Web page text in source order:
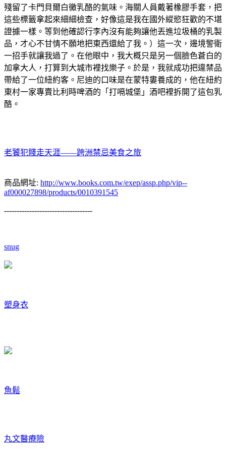
殘留了卡門貝爾白黴乳酪的氣味。海關人員戴著橡膠手套，把
這些標籤拿起來細細檢查，好像這是我在國外縱慾狂歡的不堪
證據一樣。等到他確認行李內沒有能夠讓他丟進垃圾桶的乳製
品，才心不甘情不願地把東西還給了我。）這一次，邊境警衛
一招手就讓我過了。在他眼中，我大概只是另一個臉色蒼白的
加拿大人，打算到大城市裡找樂子。於是，我就成功把違禁品
帶給了一位紐約客。尼迪的口味是在蒙特婁養成的，他在紐約
東村一家專賣比利時啤酒的「打嗝城堡」酒吧裡拆開了這包乳
酪。
老饕犯賤走天涯——跨洲禁忌美食之旅
商品網址: http://www.books.com.tw/exep/assp.php/vip--
af000027898/products/0010391545
-----------------------------------
snug
塑身衣
魚鬆
丸文醫療險